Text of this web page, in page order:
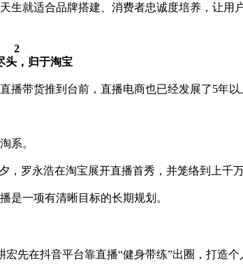
就适合品牌搭建、消费者忠诚度培养，让用
2
头，归于淘宝
带货推到台前，直播电商也已经发展了5年以
系。
罗永浩在淘宝展开直播首秀，并笼络到上千
是一项有清晰目标的长期规划。
先在抖音平台靠直播“健身带练”出圈，打造